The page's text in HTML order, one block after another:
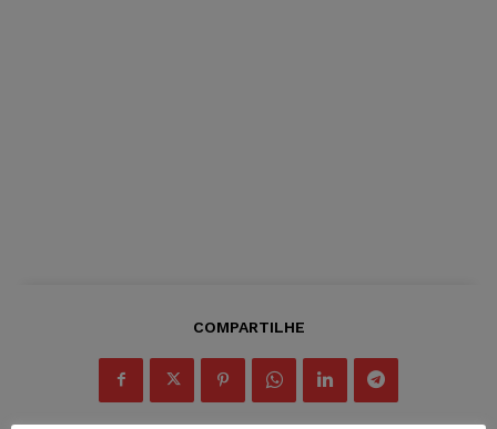
COMPARTILHE